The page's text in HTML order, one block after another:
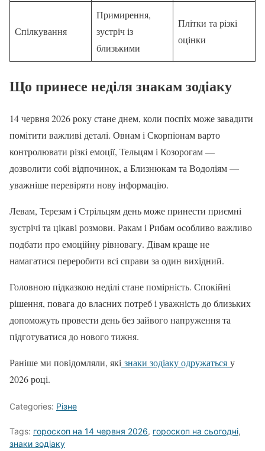
Спілкування
Примирення,
зустріч із
близькими
Плітки та різкі
оцінки
Що принесе неділя знакам зодіаку
14 червня 2026 року стане днем, коли поспіх може завадити
помітити важливі деталі. Овнам і Скорпіонам варто
контролювати різкі емоції, Тельцям і Козорогам —
дозволити собі відпочинок, а Близнюкам та Водоліям —
уважніше перевіряти нову інформацію.
Левам, Терезам і Стрільцям день може принести приємні
зустрічі та цікаві розмови. Ракам і Рибам особливо важливо
подбати про емоційну рівновагу. Дівам краще не
намагатися переробити всі справи за один вихідний.
Головною підказкою неділі стане помірність. Спокійні
рішення, повага до власних потреб і уважність до близьких
допоможуть провести день без зайвого напруження та
підготуватися до нового тижня.
Раніше ми повідомляли, які знаки зодіаку одружаться у
2026 році.
Categories: Різне
Tags: гороскоп на 14 червня 2026, гороскоп на сьогодні,
знаки зодіаку